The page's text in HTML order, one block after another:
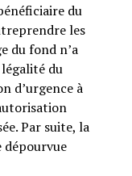
du
les
du fond n’a
du
d’urgence à
Par suite, la
dépourvue